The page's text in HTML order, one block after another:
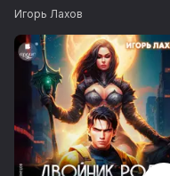
Игорь Лахов